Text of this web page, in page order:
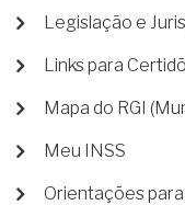
Legislação e
Links para
Mapa do RGI
Meu INSS
Orientações